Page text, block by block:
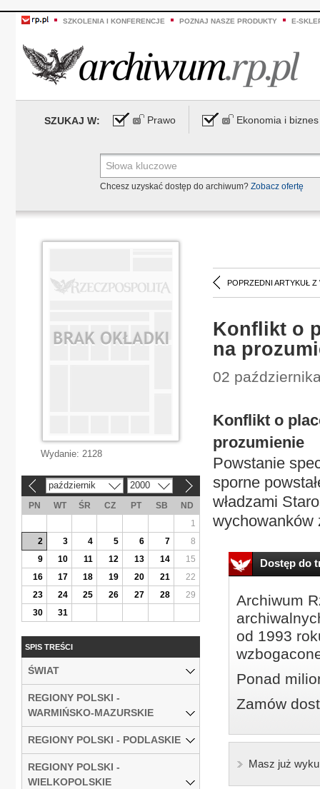
SZKOLENIA I KONFERENCJE POZNAJ NASZE PRODUKTY E-
SZUKAJ W: Prawo Ekonomia i biznes
Chcesz uzyskać dostęp do archiwum? Zobacz ofertę
POPRZEDNI ARTYKUŁ Z
Konflikt o
na
02
Konflikt o
prozumienie
Powstanie
sporne
władzami
wychowanków
Dostęp do
Archiwum
od 1993
Ponad
Zamów
Masz już
Wydanie: 2128
październik 2000
PN WT ŚR CZ PT SB
ND
1
2
3 4 5 6 7
8
9
10 11 12 13 14
15
16
17 18 19 20 21
22
23
24 25 26 27 28
29
30
31
SPIS TREŚCI
ŚWIAT
REGIONY POLSKI -
WARMIŃSKO-MAZURSKIE
REGIONY POLSKI - PODLASKIE
REGIONY POLSKI -
WIELKOPOLSKIE